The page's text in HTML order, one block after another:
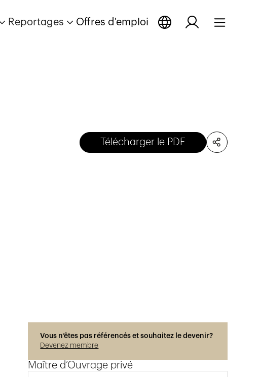
Reportages Offres d'emploi
Télécharger le PDF
Vous n’êtes pas référencés et souhaitez le devenir?
Devenez membre
Maître d’Ouvrage privé